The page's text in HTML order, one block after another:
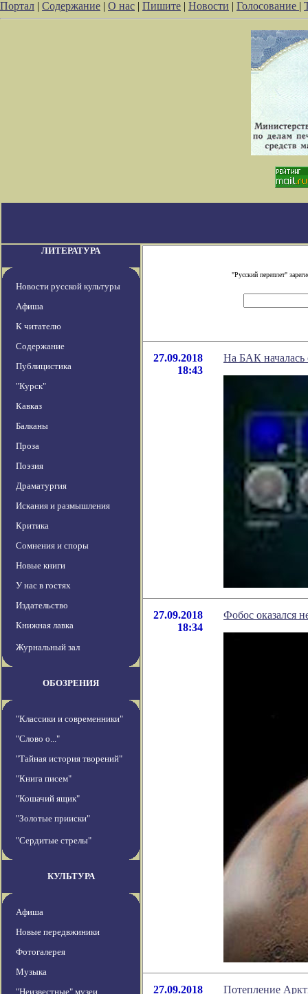
Портал | Содержание | О нас | Пишите | Новости | Голосование |
ЛИТЕРАТУРА
Новости русской культуры
Афиша
К читателю
Содержание
Публицистика
"Курск"
Кавказ
Балканы
Проза
Поэзия
Драматургия
Искания и размышления
Критика
Сомнения и споры
Новые книги
У нас в гостях
Издательство
Книжная лавка
Журнальный зал
ОБОЗРЕНИЯ
"Классики и современники"
"Слово о..."
"Тайная история творений"
"Книга писем"
"Кошачий ящик"
"Золотые прииски"
"Сердитые стрелы"
КУЛЬТУРА
Афиша
Новые передвжиники
Фотогалерея
Музыка
"Неизвестные" музеи
"Русский переплет"
27.09.2018
18:43
На БАК началась
27.09.2018
18:34
Фобос оказался
27.09.2018
Потепление